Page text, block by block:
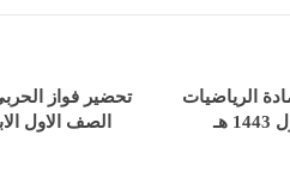
الرياضيات
تحضير فواز
الصف الاول